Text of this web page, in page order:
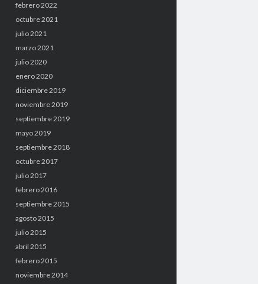
febrero 2022
octubre 2021
julio 2021
marzo 2021
julio 2020
enero 2020
diciembre 2019
noviembre 2019
septiembre 2019
mayo 2019
septiembre 2018
octubre 2017
julio 2017
febrero 2016
septiembre 2015
agosto 2015
julio 2015
abril 2015
febrero 2015
noviembre 2014